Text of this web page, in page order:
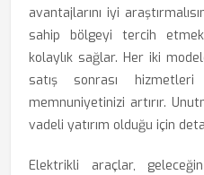
avantajlarını iyi
sahip bölgeyi tercih
kolaylık sağlar. Her iki
satış sonrası
memnuniyetinizi artırır.
vadeli yatırım olduğu için
Elektrikli araçlar,